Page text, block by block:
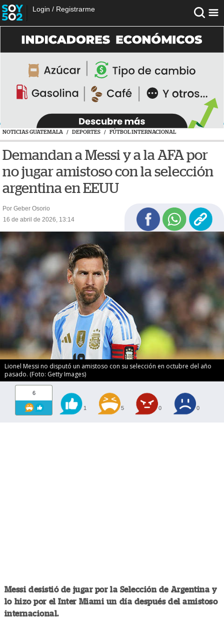
Login / Registrarme
NOTICIAS GUATEMALA / DEPORTES / FÚTBOL INTERNACIONAL
Demandan a Messi y a la AFA por
no jugar amistoso con la selección
argentina en EEUU
Por Geber Osorio
16 de abril de 2026, 13:14
Lionel Messi no disputó un amistoso con su selección en octubre del año
pasado. (Foto: Getty Images)
6
1 5 0 0
Messi desistió de jugar por la Selección de Argentina y
lo hizo por el Inter Miami un día después del amistoso
internacional.